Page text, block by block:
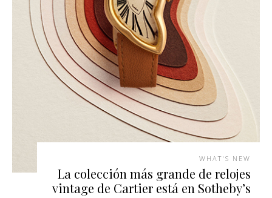
WHAT'S NEW
La colección más grande de relojes
vintage de Cartier está en Sotheby’s